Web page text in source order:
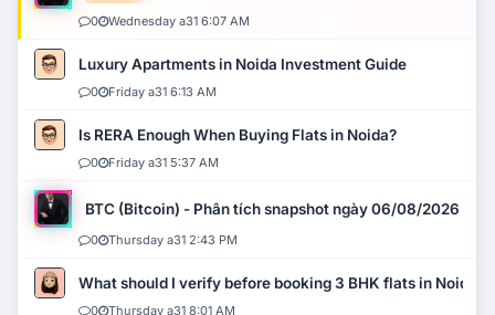
0 Wednesday a31 6:07 AM
Luxury Apartments in Noida Investment Guide
0 Friday a31 6:13 AM
Is RERA Enough When Buying Flats in Noida?
0 Friday a31 5:37 AM
BTC (Bitcoin) - Phân tích snapshot ngày 06/08/2026
0 Thursday a31 2:43 PM
What should I verify before booking 3 BHK flats in Noida?
0 Thursday a31 8:01 AM